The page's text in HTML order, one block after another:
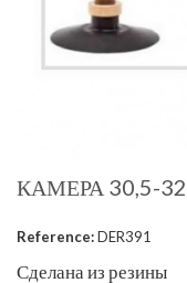
КАМЕРА 30,5-32
Reference:DER391
Сделана из резины